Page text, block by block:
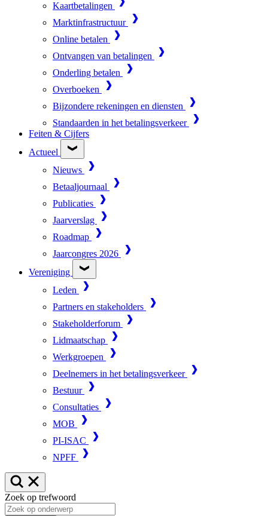
Kaartbetalingen
Marktinfrastructuur
Online betalen
Ontvangen van betalingen
Onderling betalen
Overboeken
Bijzondere rekeningen en diensten
Standaarden in het betalingsverkeer
Feiten & Cijfers
Actueel
Nieuws
Betaaljournaal
Publicaties
Jaarverslag
Roadmap
Jaarcongres 2026
Vereniging
Leden
Partners en stakeholders
Stakeholderforum
Lidmaatschap
Werkgroepen
Deelnemers in het betalingsverkeer
Bestuur
Consultaties
MOB
PI-ISAC
NPFF
Zoek op trefwoord